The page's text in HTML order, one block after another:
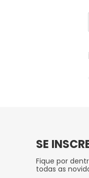
SE
Fique por
todas as